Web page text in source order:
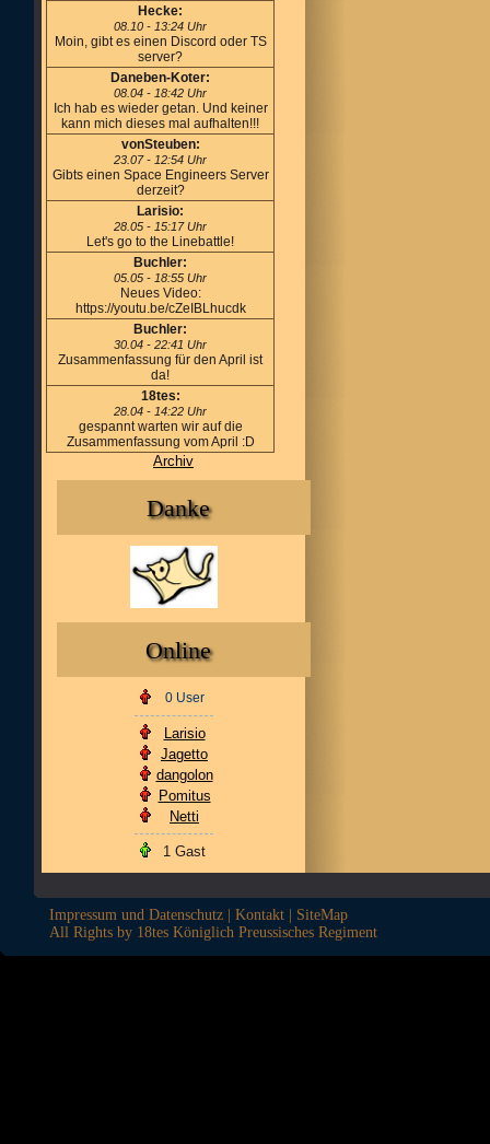
Hecke:
08.10 - 13:24 Uhr
Moin, gibt es einen Discord oder TS
server?
Daneben-Koter:
08.04 - 18:42 Uhr
Ich hab es wieder getan. Und keiner
kann mich dieses mal aufhalten!!!
vonSteuben:
23.07 - 12:54 Uhr
Gibts einen Space Engineers Server
derzeit?
Larisio:
28.05 - 15:17 Uhr
Let's go to the Linebattle!
Buchler:
05.05 - 18:55 Uhr
Neues Video:
https://youtu.be/cZeIBLhucdk
Buchler:
30.04 - 22:41 Uhr
Zusammenfassung für den April ist
da!
18tes:
28.04 - 14:22 Uhr
gespannt warten wir auf die
Zusammenfassung vom April :D
Archiv
Danke
Online
0 User
Larisio
Jagetto
dangolon
Pomitus
Netti
1 Gast
Impressum und Datenschutz Kontakt
SiteMap
All Rights by 18tes Königlich Preussisches Regiment